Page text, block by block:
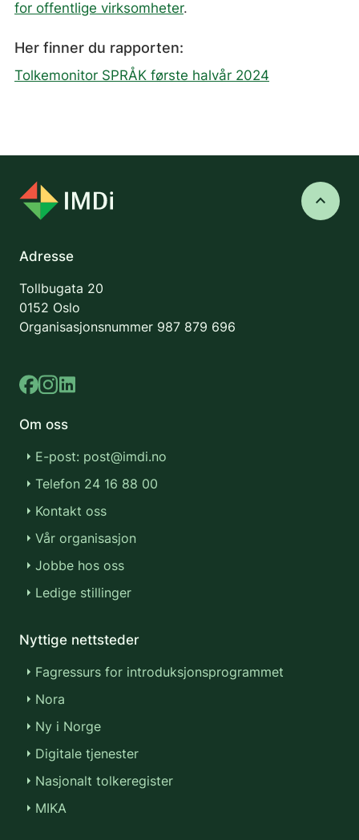
for offentlige virksomheter.
Her finner du rapporten:
Tolkemonitor SPRÅK første halvår 2024
keyboard_arrow_up
Adresse
Tollbugata 20
0152 Oslo
Organisasjonsnummer 987 879 696
Om oss
E-post: post@imdi.no
Telefon 24 16 88 00
Kontakt oss
Vår organisasjon
Jobbe hos oss
Ledige stillinger
Nyttige nettsteder
Fagressurs for introduksjonsprogrammet
Nora
Ny i Norge
Digitale tjenester
Nasjonalt tolkeregister
MIKA